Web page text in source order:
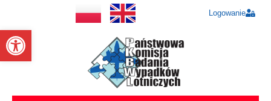
Otwórz pasek narzędzi
Logowanie